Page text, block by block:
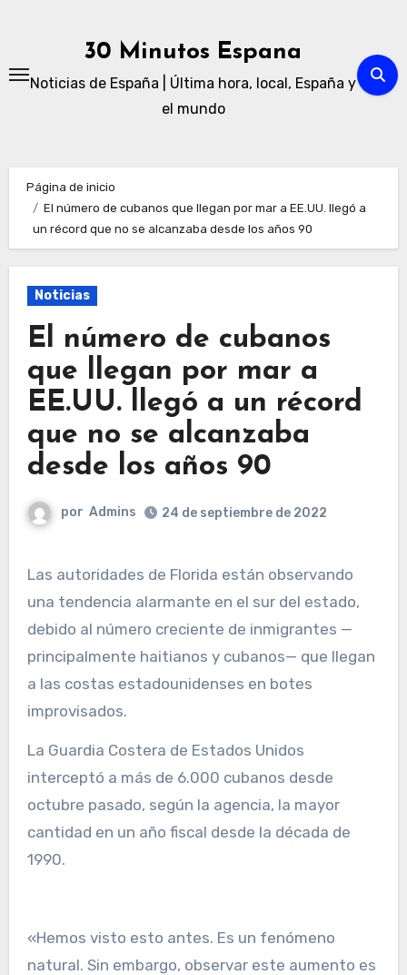
30 Minutos Espana
Noticias de España | Última hora, local, España y
el mundo
Página de inicio
El número de cubanos que llegan por mar a EE.UU. llegó a
un récord que no se alcanzaba desde los años 90
Noticias
El número de cubanos
que llegan por mar a
EE.UU. llegó a un récord
que no se alcanzaba
desde los años 90
por Admins 24 de septiembre de 2022
Las autoridades de Florida están observando
una tendencia alarmante en el sur del estado,
debido al número creciente de inmigrantes —
principalmente haitianos y cubanos— que llegan
a las costas estadounidenses en botes
improvisados.
La Guardia Costera de Estados Unidos
interceptó a más de 6.000 cubanos desde
octubre pasado, según la agencia, la mayor
cantidad en un año fiscal desde la década de
1990.
«Hemos visto esto antes. Es un fenómeno
natural. Sin embargo, observar este aumento es